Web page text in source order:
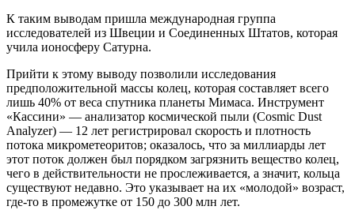
К таким выводам пришла международная группа
исследователей из Швеции и Соединенных Штатов, которая
учила ионосферу Сатурна.
Прийти к этому выводу позволили исследования
предположительной массы колец, которая составляет всего
лишь 40% от веса спутника планеты Мимаса. Инструмент
«Кассини» — анализатор космической пыли (Cosmic Dust
Analyzer) — 12 лет регистрировал скорость и плотность
потока микрометеоритов; оказалось, что за миллиарды лет
этот поток должен был порядком загрязнить вещество колец,
чего в действительности не прослеживается, а значит, кольца
существуют недавно. Это указывает на их «молодой» возраст,
где-то в промежутке от 150 до 300 млн лет.